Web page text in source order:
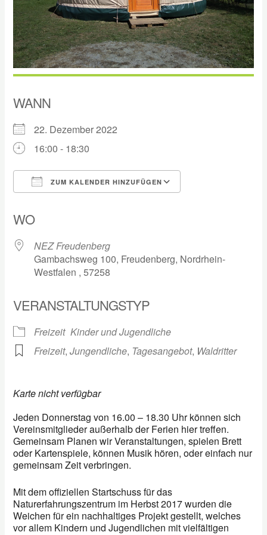
WANN
22. Dezember 2022
16:00 - 18:30
ZUM KALENDER HINZUFÜGEN
WO
NEZ Freudenberg
Gambachsweg 100, Freudenberg, Nordrhein-
Westfalen , 57258
VERANSTALTUNGSTYP
Freizeit Kinder und Jugendliche
Freizeit,Jungendliche, Tagesangebot, Waldritter
Karte nicht verfügbar
Jeden Donnerstag von 16.00 – 18.30 Uhr können sich
Vereinsmitglieder außerhalb der Ferien hier treffen.
Gemeinsam Planen wir Veranstaltungen, spielen Brett
oder Kartenspiele, können Musik hören, oder einfach nur
gemeinsam Zeit verbringen.
Mit dem offiziellen Startschuss für das
Naturerfahrungszentrum im Herbst 2017 wurden die
Weichen für ein nachhaltiges Projekt gestellt, welches
vor allem Kindern und Jugendlichen mit vielfältigen